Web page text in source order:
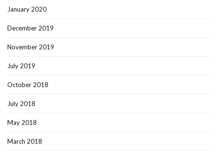
January 2020
December 2019
November 2019
July 2019
October 2018
July 2018
May 2018
March 2018